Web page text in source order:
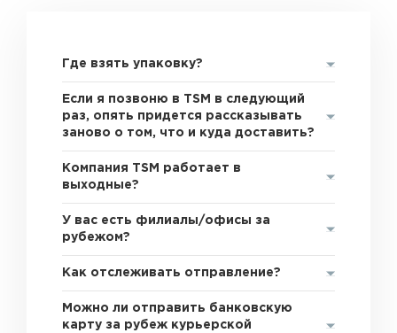
Где взять упаковку?
Если я позвоню в TSM в следующий
раз, опять придется рассказывать
заново о том, что и куда доставить?
Компания TSM работает в
выходные?
У вас есть филиалы/офисы за
рубежом?
Как отслеживать отправление?
Можно ли отправить банковскую
карту за рубеж курьерской